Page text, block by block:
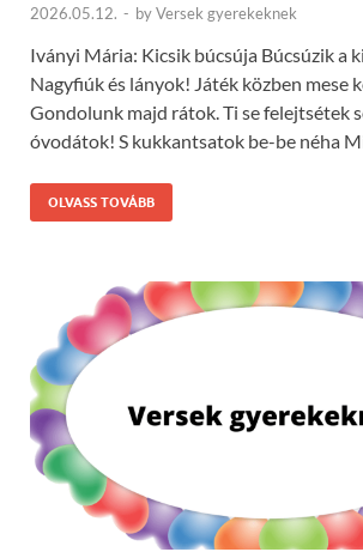
2026.05.12. - byVersek gyerekeknek
Iványi Mária: Kicsik búcsúja Búcsúzik a
Nagyfiúk és lányok! Játék közben mese
Gondolunk majd rátok. Ti se felejtsétek
óvodátok! S kukkantsatok be-be néha
OLVASS TOVÁBB